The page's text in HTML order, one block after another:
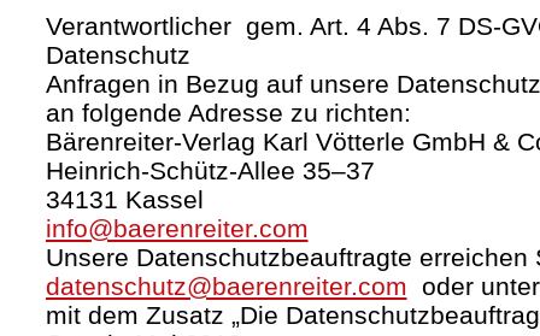
Verantwortlicher gem. Art. 4 Abs. 7 DS-
Datenschutz
Anfragen in Bezug auf unsere
an folgende Adresse zu richten:
Bärenreiter-Verlag Karl Vötterle GmbH &
Heinrich-Schütz-Allee 35–37
34131 Kassel
info@baerenreiter.com
Unsere Datenschutzbeauftragte erreichen
datenschutz@baerenreiter.com oder
mit dem Zusatz „Die